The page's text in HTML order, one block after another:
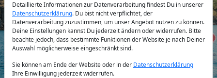
Reiseziel:
Yachttyp:
Detaillierte Informationen zur Datenverarbeitung findest Du in unserer
Datenschutzerklärung. Du bist nicht verpflichtet, der
Datenverarbeitung zuzustimmen, um unser Angebot nutzen zu können.
Deine Einstellungen kannst Du jederzeit ändern oder widerrufen. Bitte
beachte jedoch, dass bestimmte Funktionen der Website je nach Deiner
Auswahl möglicherweise eingeschränkt sind.
Sie können am Ende der Website oder in der Datenschutzerklärung
Ihre Einwilligung jederzeit widerrufen.